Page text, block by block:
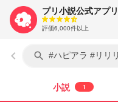
プリ小説公式アプリ
評価6,000件以上
keyboard_arrow_left search
小説 1